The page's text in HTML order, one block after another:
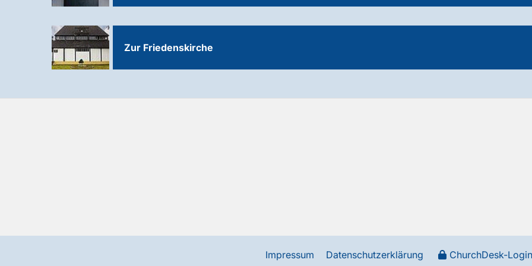
Zur Friedenskirche
Impressum Datenschutzerklärung ChurchDesk-Login